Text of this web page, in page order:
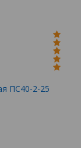
ПС40-2-25